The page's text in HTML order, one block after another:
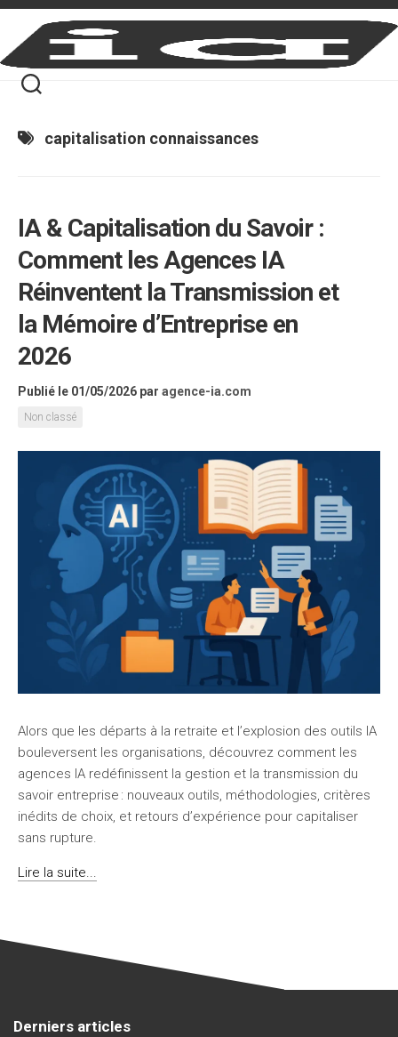
Skip
content
capitalisation connaissances
IA & Capitalisation du Savoir :
Comment les Agences IA
Réinventent la Transmission et
la Mémoire d’Entreprise en
2026
Publié le 01/05/2026 par agence-ia.com
Non classé
Alors que les départs à la retraite et l’explosion des outils IA
bouleversent les organisations, découvrez comment les
agences IA redéfinissent la gestion et la transmission du
savoir entreprise : nouveaux outils, méthodologies, critères
inédits de choix, et retours d’expérience pour capitaliser
sans rupture.
Lire la suite...
Derniers articles